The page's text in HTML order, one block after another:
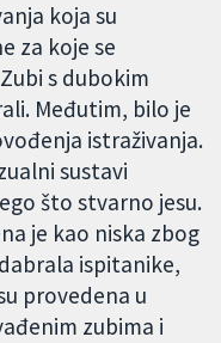
koja su
za koje se
s dubokim
Međutim, bilo je
istraživanja.
sustavi
što stvarno jesu.
je kao niska zbog
ispitanike,
provedena u
zubima i